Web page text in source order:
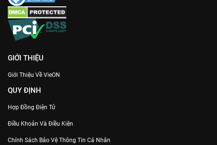
GIỚI THIỆU
Giới Thiệu Về VieON
QUY ĐỊNH
Hợp Đồng Điện Tử
Điều Khoản Và Điều Kiện
Chính Sách Bảo Vệ Thông Tin Cá Nhân